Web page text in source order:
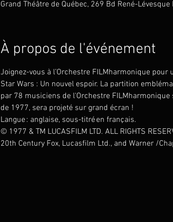
Grand Théâtre de Québec, 269 Bd René-Lévesque
À propos de l'événement
Joignez-vous à l’Orchestre FILMharmonique
Star Wars : Un nouvel espoir. La partition
par 78 musiciens de l'Orchestre
de 1977, sera projeté sur grand écran !
Langue : anglaise, sous-titré en français.
© 1977 & TM LUCASFILM LTD. ALL RIGHTS
20th Century Fox, Lucasfilm Ltd., and Warner /